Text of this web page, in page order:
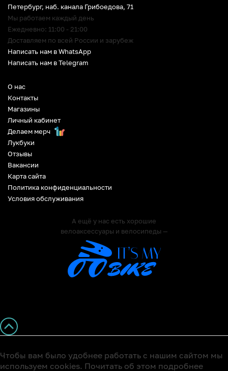
О нас
Контакты
Магазины
Личный кабинет
Делаем мерч
Лукбуки
Отзывы
Вакансии
Карта сайта
Политика конфиденциальности
Условия обслуживания
А ещё у нас есть хорошие
велоаксессуары и велосипеды —
Петербург, наб. канала Грибоедова, 71
Мы работаем каждый день
Ежедневно: 11:00 - 21:00
Доставляем по всей России и зарубеж
Написать нам в WhatsApp
Написать нам в Telegram
Чтобы вам было удобнее работать с нашим сайтом мы
используем cookies. Почитать об этом подробнее